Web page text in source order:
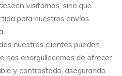
visitarnos, sino que
para nuestros envíos
nuestros clientes pueden
nos enorgullecemos de ofrecer
y contrastado, asegurando